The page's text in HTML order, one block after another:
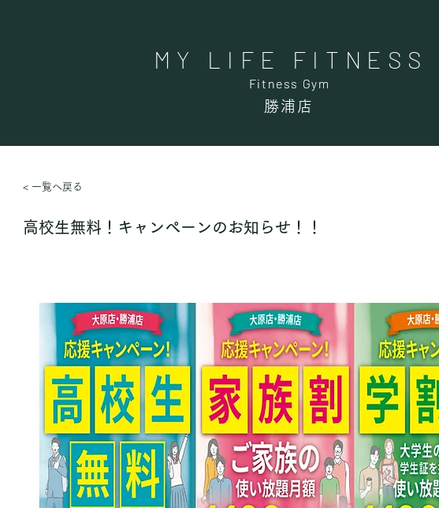
MY LIFE FITNESS
Fitness Gym
Fitness Gym
勝浦店
< 一覧へ戻る
高校生無料！キャンペーンのお知らせ！！